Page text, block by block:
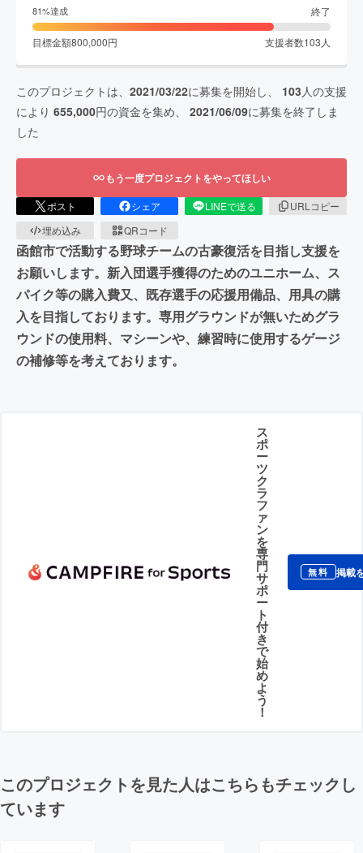
81%達成 終了
目標金額800,000円 支援者数103 人
このプロジェクトは、 2021/03/22に募集を開始し、 103 人の支援
により 655,000円の資金を集め、 2021/06/09に募集を終了しま
した
もう一度プロジェクトをやってほしい
ポスト シェア LINEで送る
URLコピー
埋め込み
QRコード
函館市で活動する野球チームの古豪復活を目指し支援を
お願いします。新入団選手獲得のためのユニホーム、ス
パイク等の購入費又、既存選手の応援用備品、用具の購
入を目指しております。専用グラウンドが無いためグラ
ウンドの使用料、マシーンや、練習時に使用するゲージ
の補修等を考えております。
ス
ポ
ー
ツ
ク
ラ
フ
ァ
ン
を
専
門
サ
ポ
ー
ト
付
き
で
始
め
よ
う
！
無料 掲載
このプロジェクトを見た人はこちらもチェックし
ています